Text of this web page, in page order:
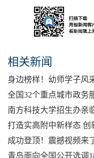
相关新闻
身边榜样！幼师学子
成功登顶！震撼视频来
青岛面向全国公开选调